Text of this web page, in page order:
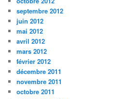
septembre 2012
juin 2012
mai 2012
avril 2012
mars 2012
février 2012
décembre 2011
novembre 2011
octobre 2011